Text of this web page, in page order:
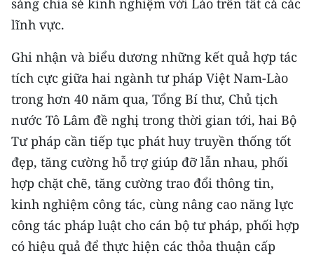
sàng chia sẻ kinh nghiệm với Lào trên tất cả các
lĩnh vực.
Ghi nhận và biểu dương những kết quả hợp tác
tích cực giữa hai ngành tư pháp Việt Nam-Lào
trong hơn 40 năm qua, Tổng Bí thư, Chủ tịch
nước Tô Lâm đề nghị trong thời gian tới, hai Bộ
Tư pháp cần tiếp tục phát huy truyền thống tốt
đẹp, tăng cường hỗ trợ giúp đỡ lẫn nhau, phối
hợp chặt chẽ, tăng cường trao đổi thông tin,
kinh nghiệm công tác, cùng nâng cao năng lực
công tác pháp luật cho cán bộ tư pháp, phối hợp
có hiệu quả để thực hiện các thỏa thuận cấp